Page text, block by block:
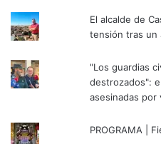
El alcalde de
tensión tras un
"Los guardias
destrozados":
asesinadas por
PROGRAMA |